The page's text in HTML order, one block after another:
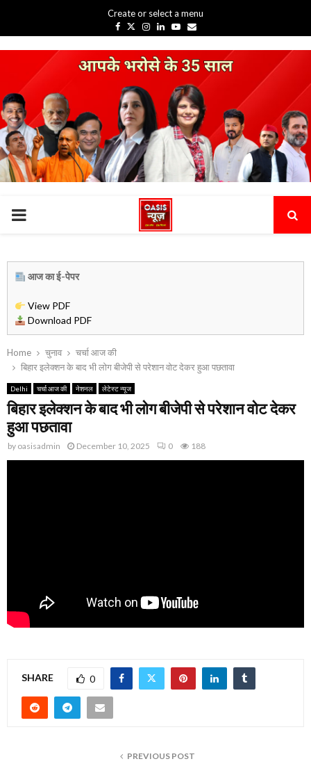
Create or select a menu
Facebook
TwitterInstagram
Linkedin
Youtube
Email
PRIMARY
Home चुनाव
चर्चा आज की
बिहार इलेक्शन के बाद भी लोग बीजेपी से परेशान वोट देकर हुआ पछतावा
Delhi चर्चा आज की नेशनल लेटेस्ट न्यूज
बिहार इलेक्शन के बाद भी लोग बीजेपी से परेशान वोट देकर
हुआ पछतावा
by oasisadmin December 10, 2025 0 188
SHARE 0
PREVIOUS POST
आज का ई-पेपर
View PDF
Download PDF